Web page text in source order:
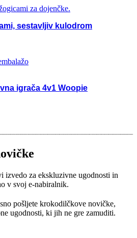
sestavljiv kulodrom
igrača 4v1 Woopie
izvedo za ekskluzivne ugodnosti in
v svoj e-nabiralnik.
pošljete krokodilčkove novičke,
ugodnosti, ki jih ne gre zamuditi.